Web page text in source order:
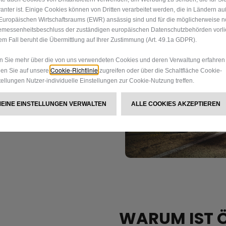
AUS
internationalen Motorsport
WARUM IST
ist. Einige Cookies können von Dritten verarbeitet werden, die in Ländern
Wirtschaftsraums (EWR) ansässig sind und für die möglicherweise
der zuständigen europäischen Datenschutzbehörden
Fall beruht die Übermittlung auf Ihrer Zustimmung (Art. 49.1a GDPR).
Sie mehr über die von uns verwendeten Cookies und deren Verwaltung
Sie auf unsere Cookie-Richtlinie zugreifen oder über die Schaltfläche Cookie-
Nutzer-individuelle Einstellungen zur Cookie-Nutzung treffen.
MEINE EINSTELLUNGEN VERWALTEN ALLE COOKIES AKZEPTIEREN